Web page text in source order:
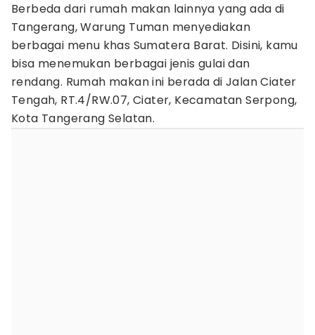
Berbeda dari rumah makan lainnya yang ada di
Tangerang, Warung Tuman menyediakan
berbagai menu khas Sumatera Barat. Disini, kamu
bisa menemukan berbagai jenis gulai dan
rendang. Rumah makan ini berada di Jalan Ciater
Tengah, RT.4/RW.07, Ciater, Kecamatan Serpong,
Kota Tangerang Selatan.